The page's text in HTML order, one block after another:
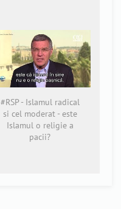
#RSP - Islamul radical
si cel moderat - este
Islamul o religie a
pacii?